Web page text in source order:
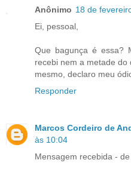
Anônimo 18 de
Ei, pessoal,
Que bagunça é essa?
recebi nem a metade do
mesmo, declaro meu
Responder
Marcos Cordeiro de
às 10:04
Mensagem recebida -